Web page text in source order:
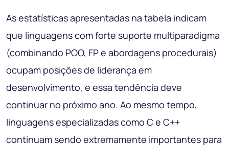
As estatísticas apresentadas na tabela indicam
que linguagens com forte suporte multiparadigma
(combinando POO, FP e abordagens procedurais)
ocupam posições de liderança em
desenvolvimento, e essa tendência deve
continuar no próximo ano. Ao mesmo tempo,
linguagens especializadas como C e C++
continuam sendo extremamente importantes para